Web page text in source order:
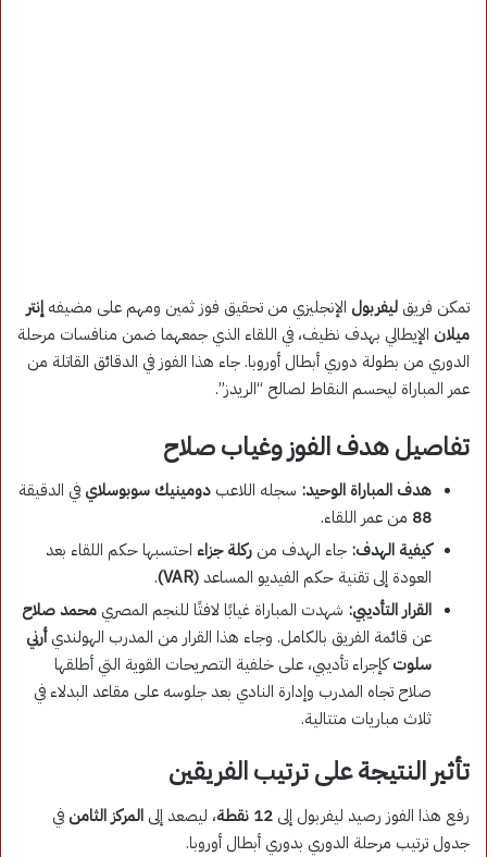
تمكن فريق ليفربول الإنجليزي من تحقيق فوز ثمين ومهم على مضيفه إنتر
ميلان الإيطالي بهدف نظيف، في اللقاء الذي جمعهما ضمن منافسات مرحلة
الدوري من بطولة دوري أبطال أوروبا. جاء هذا الفوز في الدقائق القاتلة من
عمر المباراة ليحسم النقاط لصالح “الريدز”.
تفاصيل هدف الفوز وغياب صلاح
هدف المباراة الوحيد: سجله اللاعب دومينيك سوبوسلاي في الدقيقة
88 من عمر اللقاء.
كيفية الهدف: جاء الهدف من ركلة جزاء احتسبها حكم اللقاء بعد
العودة إلى تقنية حكم الفيديو المساعد (VAR)
.
القرار التأديبي: شهدت المباراة غيابًا لافتًا للنجم المصري محمد صلاح
عن قائمة الفريق بالكامل. وجاء هذا القرار من المدرب الهولنديأرني
سلوتكإجراء تأديبي، على خلفية التصريحات القوية التي أطلقها
صلاح تجاه المدرب وإدارة النادي بعد جلوسه على مقاعد البدلاء في
ثلاث مباريات متتالية.
تأثير النتيجة على ترتيب الفريقين
​رفع هذا الفوز رصيد ليفربول إلى 12 نقطة ، ليصعد إلى المركز الثامن في
جدول ترتيب مرحلة الدوري بدوري أبطال أوروبا.